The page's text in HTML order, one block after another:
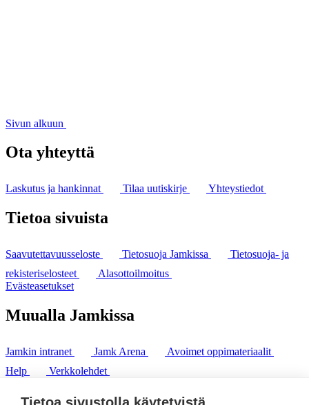
Sivun alkuun
Ota yhteyttä
Laskutus ja hankinnat Tilaa uutiskirje Yhteystiedot
Tietoa sivuista
Saavutettavuusseloste Tietosuoja Jamkissa
Tietosuoja- ja
rekisteriselosteet
Alasottoilmoitus
Evästeasetukset
Muualla Jamkissa
Jamkin intranet Jamk Arena
Avoimet oppimateriaalit
Help
Verkkolehdet
puh. +358 20 743 8100